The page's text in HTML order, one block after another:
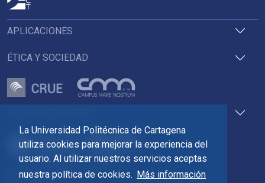
La Universidad Politécnica de Cartagena
utiliza cookies para mejorar la experiencia del
usuario. Al utilizar nuestros servicios aceptas
nuestra política de cookies. Más información
Pza. del Cronista Isidoro Valverde
Edif. La Milagrosa
APLICACIONES
ÉTICA Y SOCIEDAD